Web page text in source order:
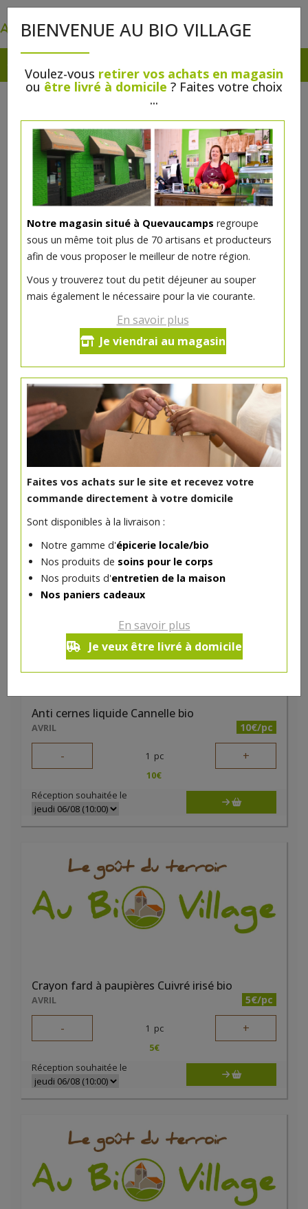
BIENVENUE AU BIO VILLAGE
Voulez-vous retirer vos achats en magasin
ou être livré à domicile ? Faites votre choix
...
Notre magasin situé à Quevaucamps regroupe
sous un même toit plus de 70 artisans et producteurs
afin de vous proposer le meilleur de notre région.
Vous y trouverez tout du petit déjeuner au souper
mais également le nécessaire pour la vie courante.
En savoir plus
Je viendrai au magasin
Faites vos achats sur le site et recevez votre
commande directement à votre domicile
Sont disponibles à la livraison :
Notre gamme d'épicerie locale/bio
Nos produits de soins pour le corps
Nos produits d'entretien de la maison
Nos paniers cadeaux
En savoir plus
Je veux être livré à domicile
Crayon fard à paupières Dragée
nacré bio
- 1 pc
5€
Réception souhaitée le
DANS LA MÊME CATÉGORIE ...
Anti cernes liquide Cannelle bio
AVRIL 10€/pc
- 1 pc +
10€
Réception souhaitée le
Crayon fard à paupières Cuivré irisé bio
AVRIL 5€/pc
- 1 pc +
5€
Réception souhaitée le